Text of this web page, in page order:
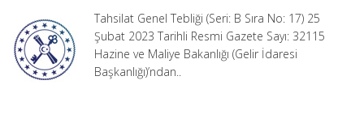
17)
için
Tahsilat Genel Tebliği (Seri: B Sıra No: 17) 25
Şubat 2023 Tarihli Resmi Gazete Sayı: 32115
Hazine ve Maliye Bakanlığı (Gelir İdaresi
Başkanlığı)’ndan..